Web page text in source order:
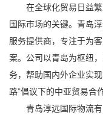
在全球化贸易日益
国际市场的关键。青岛
服务提供商，专注于为
案。公司以青岛为枢纽
务，帮助国内外企业实
路”倡议下的中亚贸易合作
青岛淳远国际物流